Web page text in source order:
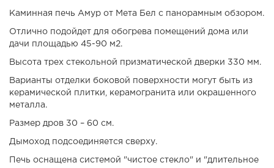
Каминная печь Амур от Мета Бел с панорамным обзором.
Отлично подойдет для обогрева помещений дома или
дачи площадью 45-90 м2.
Высота трех стекольной призматической дверки 330 мм.
Варианты отделки боковой поверхности могут быть из
керамической плитки, керамогранита или окрашенного
металла.
Размер дров 30 – 60 см.
Дымоход подсоединяется сверху.
Печь оснащена системой "чистое стекло" и "длительное